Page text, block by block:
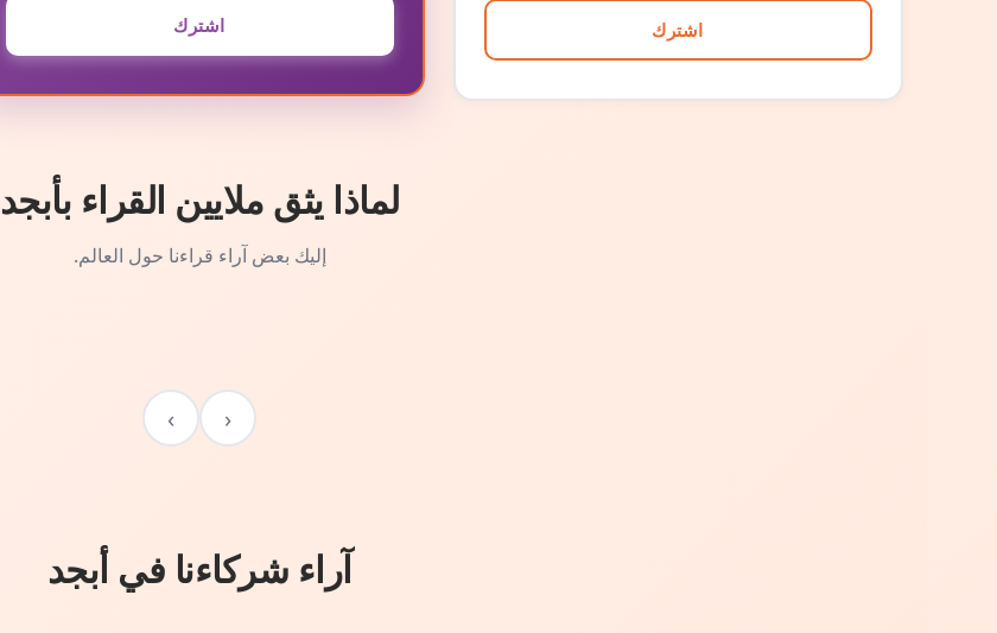
اشترك اشترك
لماذا يثق ملايين القراء بأبجد
إليك بعض آراء قراءنا حول العالم.
‹
›
آراء شركاءنا في أبجد